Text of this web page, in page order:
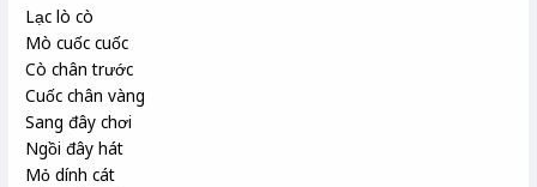
Lạc lò cò
Mò cuốc cuốc
Cò chân trước
Cuốc chân vàng
Sang đây chơi
Ngồi đây hát
Mỏ dính cát